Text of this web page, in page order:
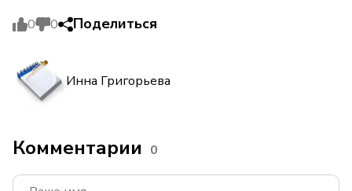
0 0 Поделиться
Инна Григорьева
Комментарии 0